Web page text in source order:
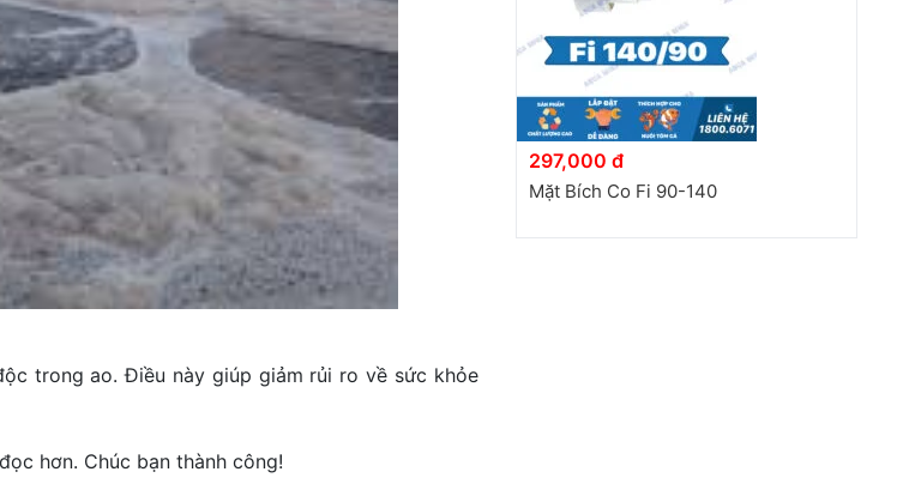
trong ao. Điều này giúp giảm rủi ro về sức khỏe
hơn. Chúc bạn thành công!
297,000 đ
Mặt Bích Co Fi 90-140